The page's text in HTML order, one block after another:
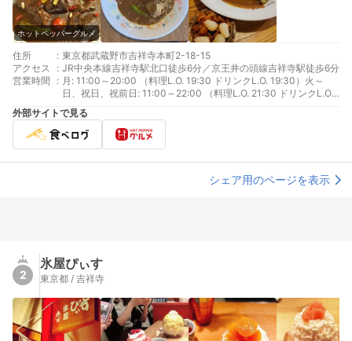
ホットペッパーグルメ
住所 : 東京都武蔵野市吉祥寺本町2-18-15
アクセス
: JR中央本線吉祥寺駅北口徒歩6分／京王井の頭線吉祥寺駅徒歩6分
営業時間
: 月: 11:00～20:00 （料理L.O. 19:30 ドリンクL.O. 19:30）火～
日、祝日、祝前日: 11:00～22:00 （料理L.O. 21:30 ドリンクL.O.
21:30）
外部サイトで見る
シェア用のページを表示
2
氷屋ぴぃす
東京都 / 吉祥寺